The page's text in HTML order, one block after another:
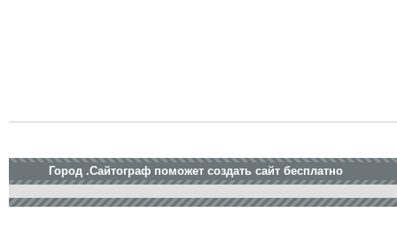
Город .Сайтограф поможет создать сайт бесплатно